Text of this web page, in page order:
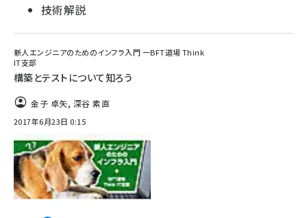
技術解説
新人エンジニアのためのインフラ入門 ーBFT道場 Think
IT支部
構築とテストについて知ろう
金子 卓矢, 深谷 素直
2017年6月23日 0:15